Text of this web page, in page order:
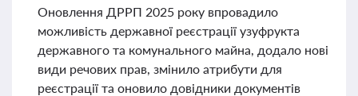
Оновлення ДРРП 2025 року впровадило
можливість державної реєстрації узуфрукта
державного та комунального майна, додало нові
види речових прав, змінило атрибути для
реєстрації та оновило довідники документів